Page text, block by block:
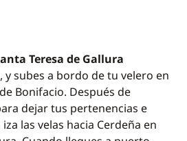
Teresa de Gallura
y subes a bordo de tu velero en
Bonifacio. Después de
dejar tus pertenencias e
las velas hacia Cerdeña en